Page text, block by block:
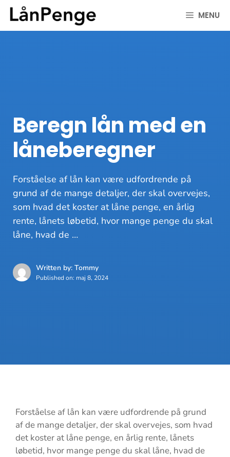
Hop
indhold
MENU
Beregn lån med en
låneberegner
Forståelse af lån kan være udfordrende på
grund af de mange detaljer, der skal overvejes,
som hvad det koster at låne penge, en årlig
rente, lånets løbetid, hvor mange penge du skal
låne, hvad de …
Written by: Tommy
Published on: maj 8, 2024
Forståelse af lån kan være udfordrende på grund
af de mange detaljer, der skal overvejes, som hvad
det koster at låne penge, en årlig rente, lånets
løbetid, hvor mange penge du skal låne, hvad de